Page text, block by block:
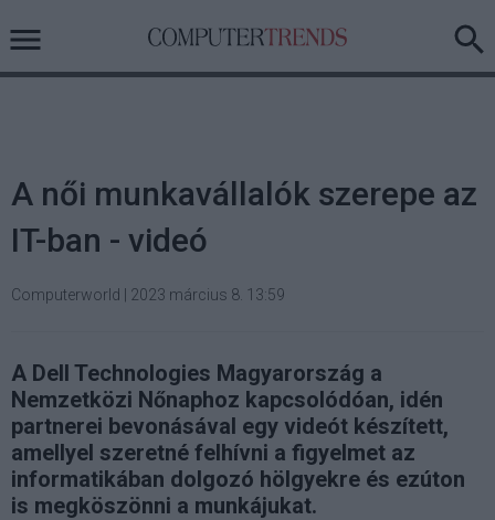
A női munkavállalók szerepe az
IT-ban - videó
Computerworld 2023 március 8. 13:59
A Dell Technologies Magyarország a
Nemzetközi Nőnaphoz kapcsolódóan, idén
partnerei bevonásával egy videót készített,
amellyel szeretné felhívni a figyelmet az
informatikában dolgozó hölgyekre és ezúton
is megköszönni a munkájukat.